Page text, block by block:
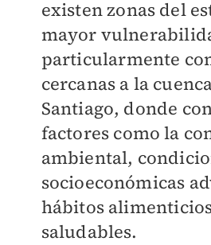
existen zonas del
mayor
particularmente
cercanas a la
Santiago, donde
factores como la
ambiental,
socioeconómicas
hábitos
saludables.